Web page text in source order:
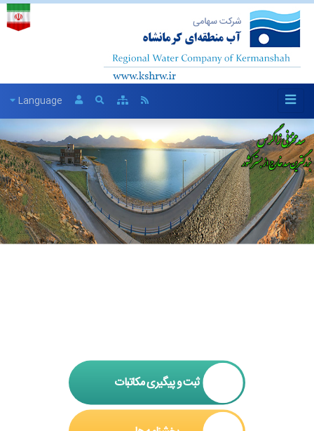
Language
ثبت و پیگیری مکاتبات